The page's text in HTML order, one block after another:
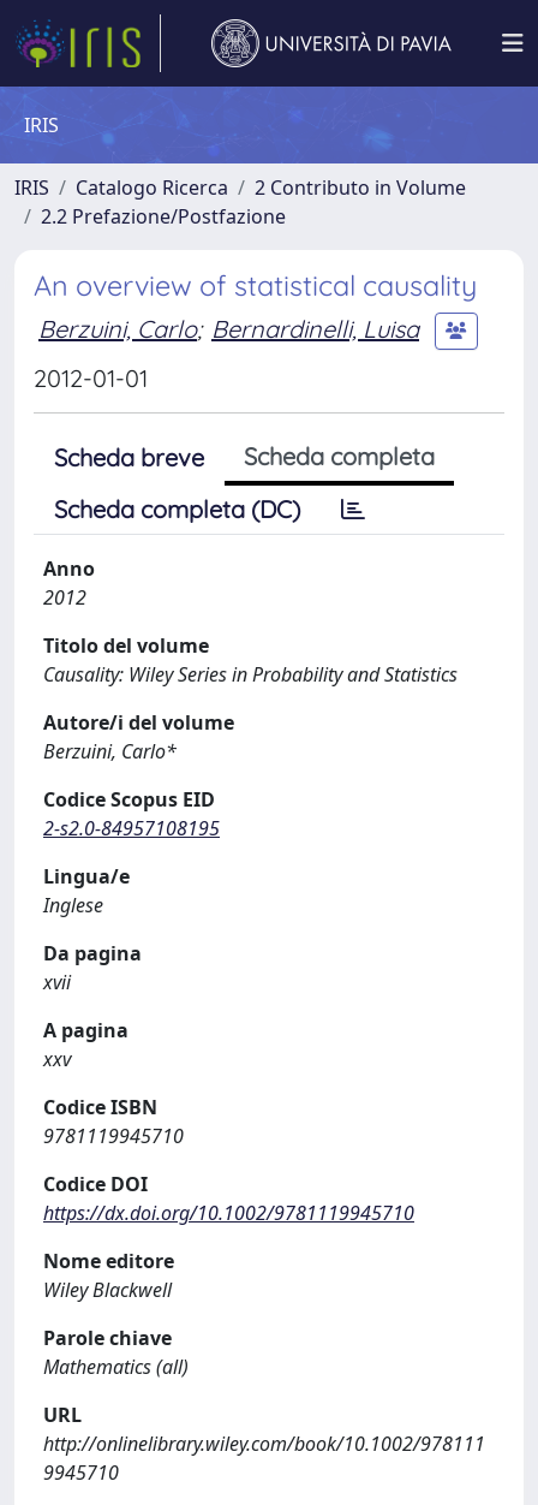
IRIS
IRIS Catalogo Ricerca
2 Contributo in Volume
2.2 Prefazione/Postfazione
An overview of statistical causality
Berzuini, Carlo; Bernardinelli, Luisa
2012-01-01
Scheda breve
Scheda completa
Scheda completa (DC)
Anno
2012
Titolo del volume
Causality: Wiley Series in Probability and Statistics
Autore/i del volume
Berzuini, Carlo*
Codice Scopus EID
2-s2.0-84957108195
Lingua/e
Inglese
Da pagina
xvii
A pagina
xxv
Codice ISBN
9781119945710
Codice DOI
https://dx.doi.org/10.1002/9781119945710
Nome editore
Wiley Blackwell
Parole chiave
Mathematics (all)
URL
http://onlinelibrary.wiley.com/book/10.1002/978111
9945710